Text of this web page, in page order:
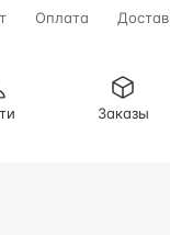
Оплата
Заказы